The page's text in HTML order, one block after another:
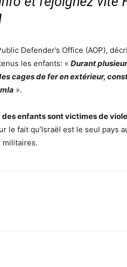
Defender’s Office (AOP),
les enfants: « Durant
cages de fer en extérieur,
».
des enfants sont victimes de
le fait qu’Israël est le seul pays
militaires.